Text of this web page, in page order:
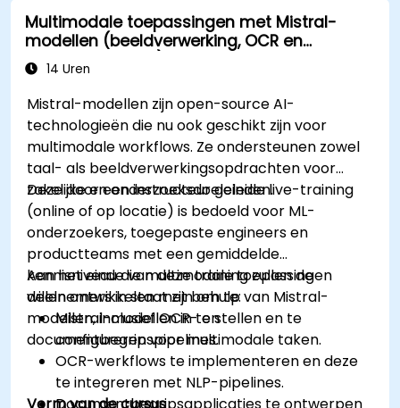
Multimodale toepassingen met Mistral-
modellen (beeldverwerking, OCR en
documentbegrip)
14 Uren
Mistral-modellen zijn open-source AI-
technologieën die nu ook geschikt zijn voor
multimodale workflows. Ze ondersteunen zowel
taal- als beeldverwerkingsopdrachten voor
zakelijke en onderzoeksdoeleinden.
Deze door een instructeur geleide live-training
(online of op locatie) is bedoeld voor ML-
onderzoekers, toegepaste engineers en
productteams met een gemiddelde
kennisniveau die multimodale toepassingen
willen ontwikkelen met behulp van Mistral-
modellen, inclusief OCR- en
documentbegripspipelines.
Aan het einde van deze training zullen de
deelnemers in staat zijn om te:
Mistral-modellen in te stellen en te
configureren voor multimodale taken.
OCR-werkflows te implementeren en deze
te integreren met NLP-pipelines.